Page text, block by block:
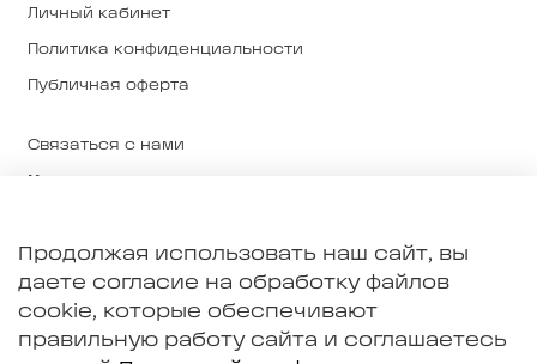
Личный кабинет
Политика конфиденциальности
Публичная оферта
Связаться с нами
О ткани и производстве
Примерка в Екатеринбурге
Продолжая использовать наш сайт, вы
даете согласие на обработку файлов
cookie, которые обеспечивают
правильную работу сайта и соглашаетесь